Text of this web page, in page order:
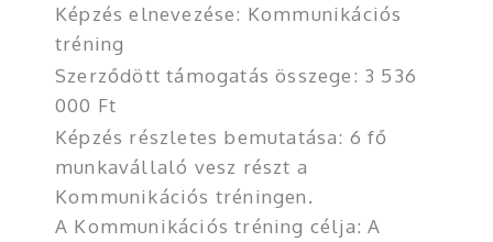
Képzés elnevezése: Kommunikációs
tréning
Szerződött támogatás összege: 3 536
000 Ft
Képzés részletes bemutatása: 6 fő
munkavállaló vesz részt a
Kommunikációs tréningen.
A Kommunikációs tréning célja: A